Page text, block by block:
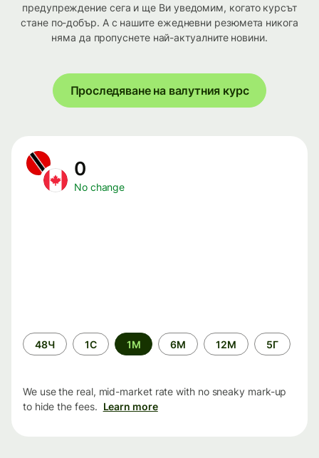
предупреждение сега и ще Ви уведомим, когато курсът
стане по-добър. А с нашите ежедневни резюмета никога
няма да пропуснете най-актуалните новини.
Проследяване на валутния курс
0
No change
Time
period
48Ч 1С 1М 6М 12М 5Г
We use the real, mid-market rate with no sneaky mark-up
to hide the fees. Learn more